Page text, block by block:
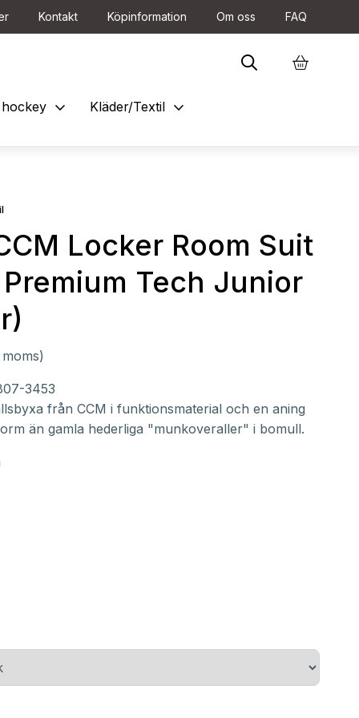
Kontakt Köpinformation Om oss FAQ
expand_more Kläder/Textil expand_more
Locker Room Suit
Tech Junior
3453
från CCM i funktionsmaterial och en aning
än gamla hederliga "munkoveraller" i bomull.